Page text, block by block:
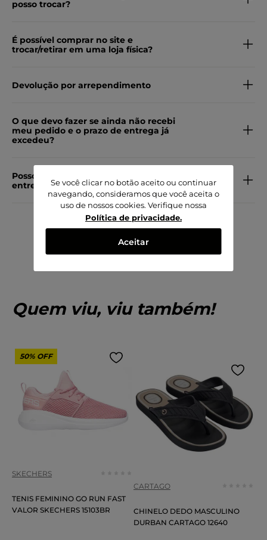
Se você clicar no botão aceito ou continuar
navegando, consideramos que você aceita o
uso de nossos cookies. Verifique nossa
Política de privacidade.
Aceitar
posso trocar?
É possível comprar no site e
trocar/retirar em uma loja física?
Devolução por arrependimento
O que devo fazer se ainda não recebi
meu pedido e o prazo de entrega já
excedeu?
Posso alterar meu endereço de
entrega?
Quem viu, viu também!
50% OFF
SKECHERS
TENIS FEMININO GO RUN FAST
VALOR SKECHERS 15103BR
CARTAGO
CHINELO DEDO MASCULINO
DURBAN CARTAGO 12640